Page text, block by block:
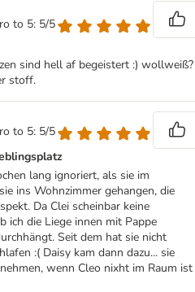
to 5: 5/5
sind hell af begeistert :) wollweiß?
stoff.
to 5: 5/5
lang ignoriert, als sie im
ins Wohnzimmer gehangen, die
Da Clei scheinbar keine
ich die Liege innen mit Pappe
Seit dem hat sie nicht
:( Daisy kam dann dazu... sie
wenn Cleo nixht im Raum ist